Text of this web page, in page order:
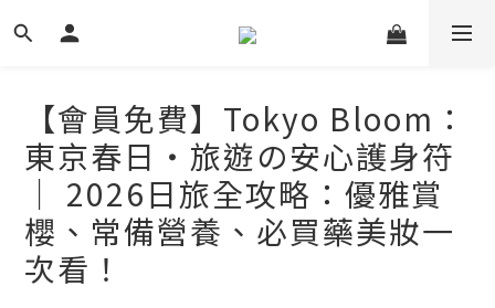
【會員免費】Tokyo Bloom：
東京春日・旅遊の安心護身符
｜ 2026日旅全攻略：優雅賞
櫻、常備營養、必買藥美妝一
次看！